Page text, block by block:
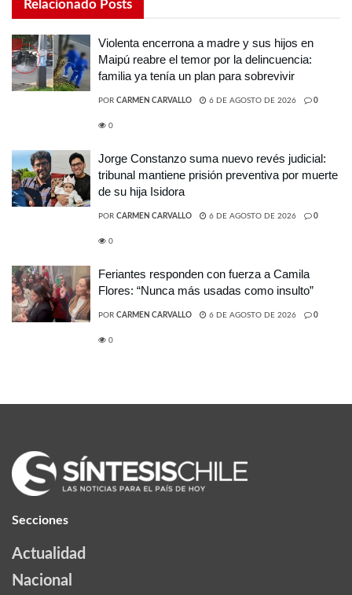
Relacionado Posts
Violenta encerrona a madre y sus hijos en
Maipú reabre el temor por la delincuencia:
familia ya tenía un plan para sobrevivir
POR CARMEN CARVALLO 6 DE AGOSTO DE 2026 0
0
Jorge Constanzo suma nuevo revés judicial:
tribunal mantiene prisión preventiva por muerte
de su hija Isidora
POR CARMEN CARVALLO 6 DE AGOSTO DE 2026 0
0
Feriantes responden con fuerza a Camila
Flores: “Nunca más usadas como insulto”
POR CARMEN CARVALLO 6 DE AGOSTO DE 2026 0
0
Secciones
Actualidad
Nacional